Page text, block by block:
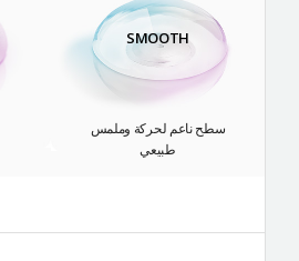
SMOOTH
سطح ناعم لحركة وملمس
طبيعي